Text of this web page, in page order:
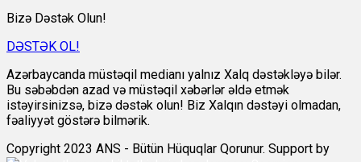
Bizə Dəstək Olun!
DƏSTƏK OL!
Azərbaycanda müstəqil medianı yalnız Xalq dəstəkləyə bilər.
Bu səbəbdən azad və müstəqil xəbərlər əldə etmək
istəyirsinizsə, bizə dəstək olun! Biz Xalqın dəstəyi olmadan,
fəaliyyət göstərə bilmərik.
Copyright 2023 ANS - Bütün Hüquqlar Qorunur. Support by